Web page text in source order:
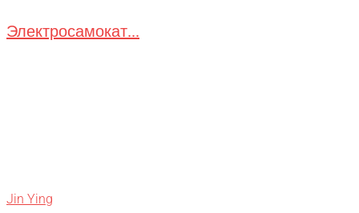
Электросамокат...
Jin Ying